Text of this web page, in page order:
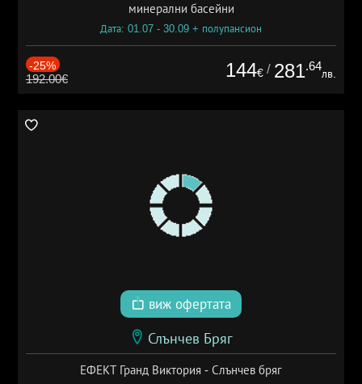
минерални басейни
Дата: 01.07 - 30.09 + полупансион
-25%
192.00€ 144€ / 281.64
лв.
виж офертата
Слънчев Бряг
ЕФЕКТ Гранд Виктория - Слънчев бряг